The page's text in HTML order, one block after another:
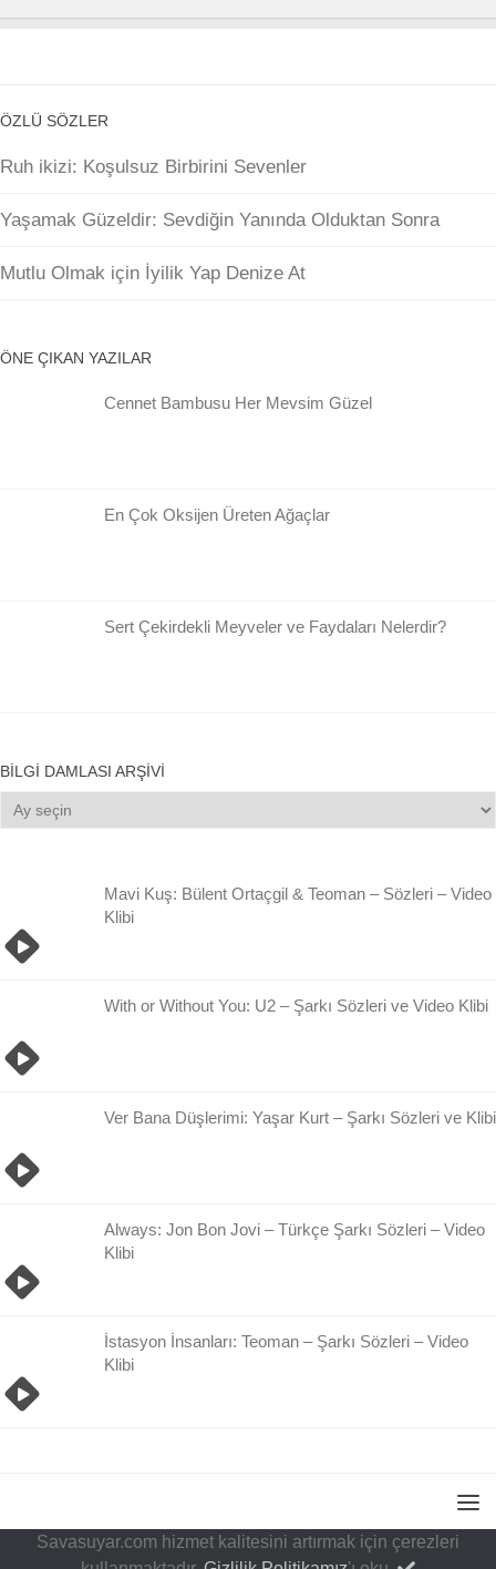
ÖZLÜ SÖZLER
Ruh ikizi: Koşulsuz Birbirini Sevenler
Yaşamak Güzeldir: Sevdiğin Yanında Olduktan Sonra
Mutlu Olmak için İyilik Yap Denize At
ÖNE ÇIKAN YAZILAR
Cennet Bambusu Her Mevsim Güzel
En Çok Oksijen Üreten Ağaçlar
Sert Çekirdekli Meyveler ve Faydaları Nelerdir?
BILGI DAMLASI ARŞIVI
Bilgi
Damlası
Mavi Kuş: Bülent Ortaçgil & Teoman – Sözleri – Video
Klibi
With or Without You: U2 – Şarkı Sözleri ve Video Klibi
Ver Bana Düşlerimi: Yaşar Kurt – Şarkı Sözleri ve Klibi
Always: Jon Bon Jovi – Türkçe Şarkı Sözleri – Video
Klibi
İstasyon İnsanları: Teoman – Şarkı Sözleri – Video
Klibi
Savasuyar.com hizmet kalitesini artırmak için çerezleri